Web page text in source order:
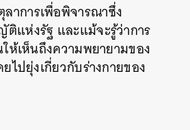
าการเพื่อพิจารณาซึ่ง
แห่งรัฐ และแม้จะรู้ว่าการ
ห้เห็นถึงความพยายามของ
ปยุ่งเกี่ยวกับร่างกายของ